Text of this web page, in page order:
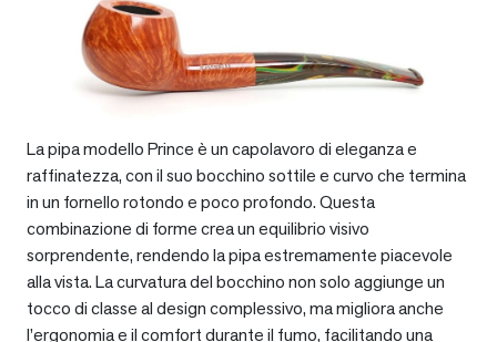
La pipa modello Prince è un capolavoro di eleganza e
raffinatezza, con il suo bocchino sottile e curvo che termina
in un fornello rotondo e poco profondo. Questa
combinazione di forme crea un equilibrio visivo
sorprendente, rendendo la pipa estremamente piacevole
alla vista. La curvatura del bocchino non solo aggiunge un
tocco di classe al design complessivo, ma migliora anche
l’ergonomia e il comfort durante il fumo, facilitando una